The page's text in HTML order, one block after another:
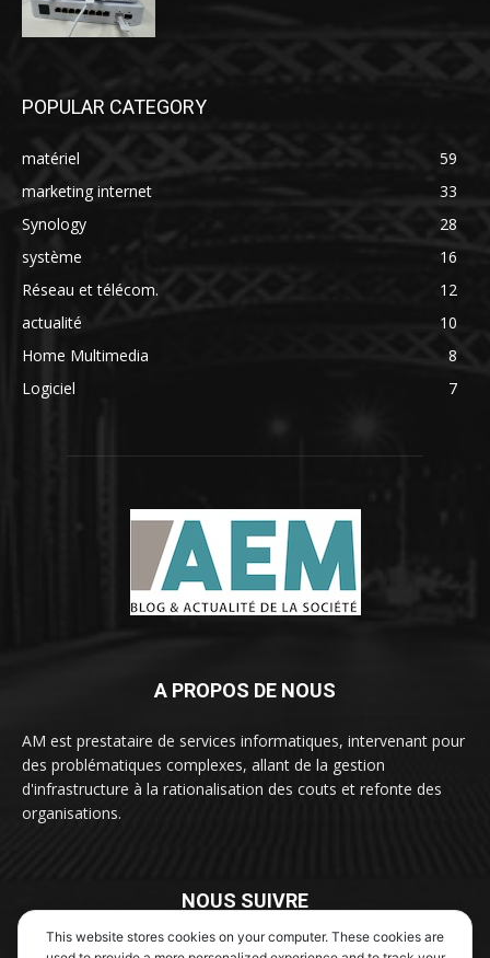
POPULAR CATEGORY
matériel
59
marketing internet
33
Synology
28
système
16
Réseau et télécom.
12
actualité
10
Home Multimedia
8
Logiciel
7
A PROPOS DE NOUS
AM est prestataire de services informatiques, intervenant pour
des problématiques complexes, allant de la gestion
d'infrastructure à la rationalisation des couts et refonte des
organisations.
NOUS SUIVRE
This website stores cookies on your computer. These cookies are